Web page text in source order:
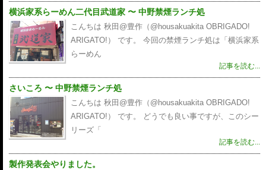
横浜家系らーめん二代目武道家 〜 中野禁煙ランチ処
こんちは 秋田@豊作（@housakuakita‎ OBRIGADO!
ARIGATO!） です。 今回の禁煙ランチ処は「横浜家系
らーめん
記事を読む...
さいころ 〜 中野禁煙ランチ処
こんちは 秋田@豊作（@housakuakita‎ OBRIGADO!
ARIGATO!） です。 どうでも良い事ですが、このシー
リーズ「
記事を読む...
製作発表会やりました。